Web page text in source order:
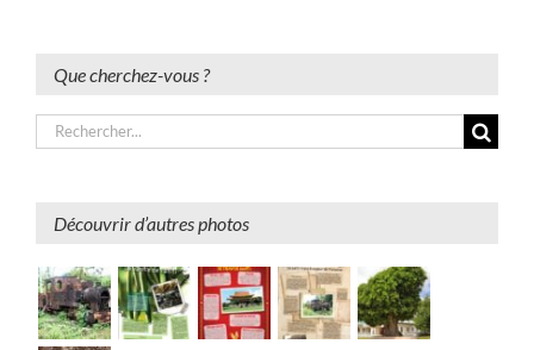
Que cherchez-vous ?
Rechercher:
Découvrir d’autres photos